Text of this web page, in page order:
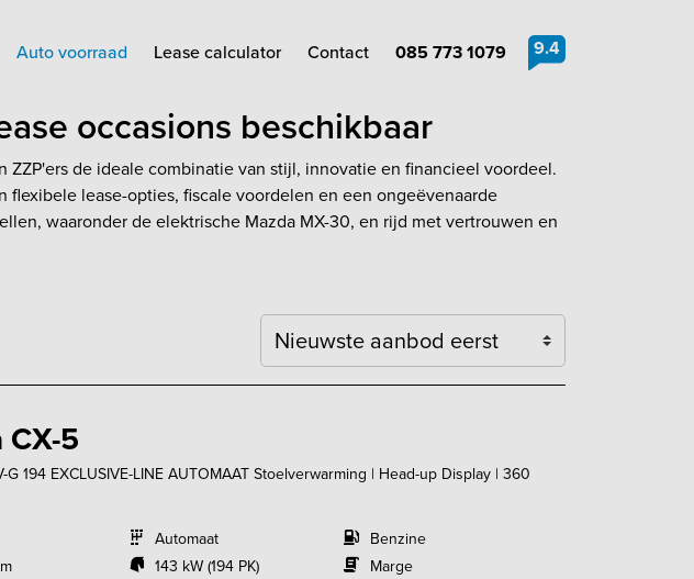
9.4
Auto voorraad Lease calculator Contact 085 773 1079
occasions beschikbaar
ZZP'ers de ideale combinatie van stijl, innovatie en financieel voordeel.
lease-opties, fiscale voordelen en een ongeëvenaarde
waaronder de elektrische Mazda MX-30, en rijd met vertrouwen en
Sortering
CX-5
G 194 EXCLUSIVE-LINE AUTOMAAT Stoelverwarming | Head-up Display | 360
Automaat
143 kW (194 PK)
Benzine
Marge